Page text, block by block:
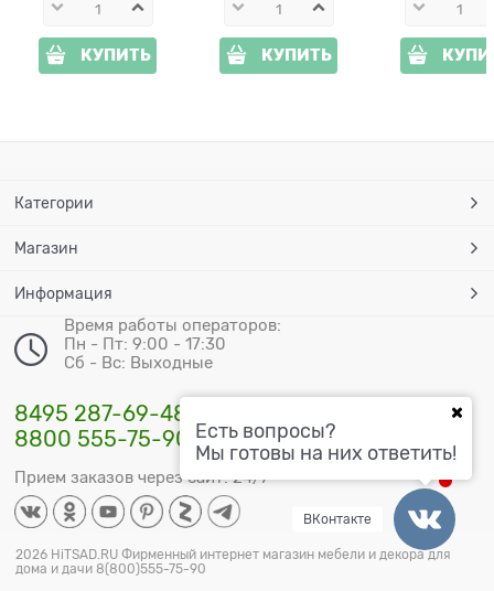
КУПИТЬ КУПИТЬ
Категории
Магазин
Информация
Время работы операторов:
Пн - Пт: 9:00 - 17:30
Сб - Вс: Выходные
8495 287-69-48
8800 555-75-90
Прием заказов через сайт: 24/7
2026 HiTSAD.RU Фирменный интернет магазин мебели и декора для
дома и дачи 8(800)555-75-90
Есть вопросы?
Мы готовы на них ответить!
ВКонтакте